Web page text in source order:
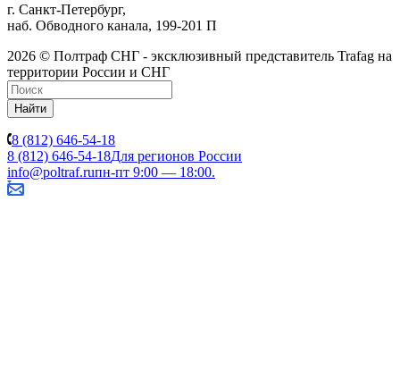
г. Санкт-Петербург,
наб. Обводного канала, 199-201 П
2026 © Полтраф СНГ - эксклюзивный представитель Trafag на
территории России и СНГ
Найти
8 (812) 646-54-18
8 (812) 646-54-18Для регионов России
info@poltraf.ruпн-пт 9:00 — 18:00.